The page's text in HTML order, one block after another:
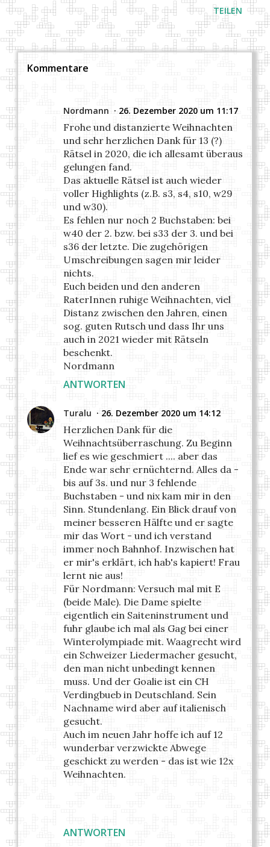
TEILEN
Kommentare
Nordmann 26. Dezember 2020 um 11:17
Frohe und distanzierte Weihnachten
und sehr herzlichen Dank für 13 (?)
Rätsel in 2020, die ich allesamt überaus
gelungen fand.
Das aktuelle Rätsel ist auch wieder
voller Highlights (z.B. s3, s4, s10, w29
und w30).
Es fehlen nur noch 2 Buchstaben: bei
w40 der 2. bzw. bei s33 der 3. und bei
s36 der letzte. Die zugehörigen
Umschreibungen sagen mir leider
nichts.
Euch beiden und den anderen
RaterInnen ruhige Weihnachten, viel
Distanz zwischen den Jahren, einen
sog. guten Rutsch und dass Ihr uns
auch in 2021 wieder mit Rätseln
beschenkt.
Nordmann
ANTWORTEN
Turalu 26. Dezember 2020 um 14:12
Herzlichen Dank für die
Weihnachtsüberraschung. Zu Beginn
lief es wie geschmiert .... aber das
Ende war sehr ernüchternd. Alles da -
bis auf 3s. und nur 3 fehlende
Buchstaben - und nix kam mir in den
Sinn. Stundenlang. Ein Blick drauf von
meiner besseren Hälfte und er sagte
mir das Wort - und ich verstand
immer noch Bahnhof. Inzwischen hat
er mir's erklärt, ich hab's kapiert! Frau
lernt nie aus!
Für Nordmann: Versuch mal mit E
(beide Male). Die Dame spielte
eigentlich ein Saiteninstrument und
fuhr glaube ich mal als Gag bei einer
Winterolympiade mit. Waagrecht wird
ein Schweizer Liedermacher gesucht,
den man nicht unbedingt kennen
muss. Und der Goalie ist ein CH
Verdingbueb in Deutschland. Sein
Nachname wird aber auf italienisch
gesucht.
Auch im neuen Jahr hoffe ich auf 12
wunderbar verzwickte Abwege
geschickt zu werden - das ist wie 12x
Weihnachten.
ANTWORTEN